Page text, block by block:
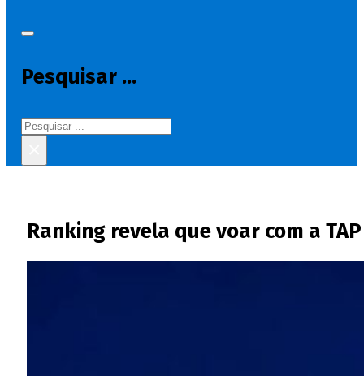
Pesquisar ...
Pesquisar
Ranking revela que voar com a